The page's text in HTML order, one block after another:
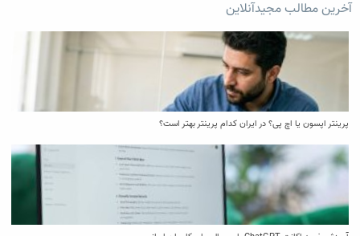
آخرین مطالب مجیدآنلاین
پرینتر اپسون یا اچ پی؟ در ایران کدام پرینتر بهتر است؟